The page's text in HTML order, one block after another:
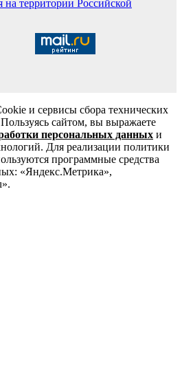
территории Российской
и сервисы сбора технических
сайтом, вы выражаете
персональных данных и
Для реализации политики
программные средства
«Яндекс.Метрика»,